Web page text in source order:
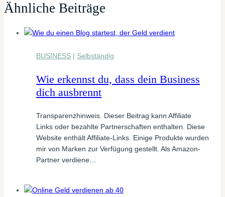
Ähnliche Beiträge
BUSINESS | Selbständig
Wie erkennst du, dass dein Business
dich ausbrennt
Transparenzhinweis. Dieser Beitrag kann Affiliate
Links oder bezahlte Partnerschaften enthalten. Diese
Website enthält Affiliate-Links. Einige Produkte wurden
mir von Marken zur Verfügung gestellt. Als Amazon-
Partner verdiene…